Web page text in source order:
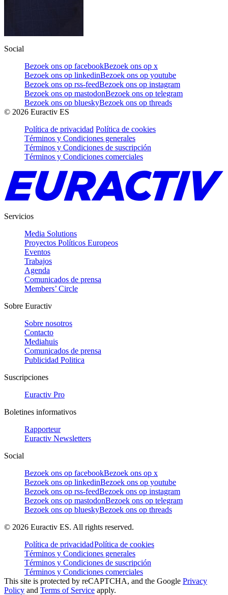
Social
Bezoek ons op facebookBezoek ons op x
Bezoek ons op linkedinBezoek ons op youtube
Bezoek ons op rss-feedBezoek ons op instagram
Bezoek ons op mastodonBezoek ons op telegram
Bezoek ons op blueskyBezoek ons op threads
© 2026 Euractiv ES
Política de privacidad Política de cookies
Términos y Condiciones generales
Términos y Condiciones de suscripción
Términos y Condiciones comerciales
Servicios
Media Solutions
Proyectos Políticos Europeos
Eventos
Trabajos
Agenda
Comunicados de prensa
Members’ Circle
Sobre Euractiv
Sobre nosotros
Contacto
Mediahuis
Comunicados de prensa
Publicidad Politica
Suscripciones
Euractiv Pro
Boletines informativos
Rapporteur
Euractiv Newsletters
Social
Bezoek ons op facebookBezoek ons op x
Bezoek ons op linkedinBezoek ons op youtube
Bezoek ons op rss-feedBezoek ons op instagram
Bezoek ons op mastodonBezoek ons op telegram
Bezoek ons op blueskyBezoek ons op threads
© 2026 Euractiv ES. All rights reserved.
Política de privacidadPolítica de cookies
Términos y Condiciones generales
Términos y Condiciones de suscripción
Términos y Condiciones comerciales
This site is protected by reCAPTCHA, and the Google Privacy
Policy and Terms of Service apply.